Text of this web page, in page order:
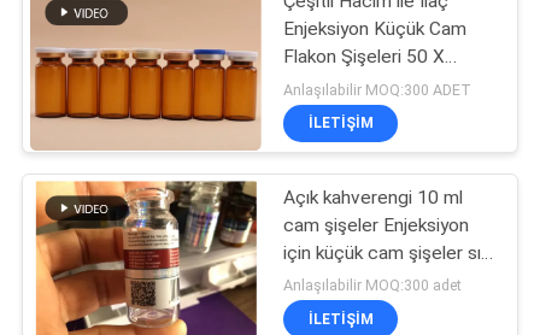
Enjeksiyon Küçük Cam
Flakon Şişeleri 50 X
22mm
Anlaşılabilir MOQ:300 ADET
İLETIŞIM
Açık kahverengi 10 ml
cam şişeler Enjeksiyon
için küçük cam şişeler sıvı
yağ
Anlaşılabilir MOQ:300 adet
İLETIŞIM